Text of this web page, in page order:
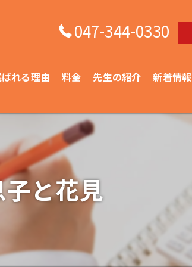
047-344-0330
れる理由
くある質問
料金 先生の紹介 新着情報
と花見